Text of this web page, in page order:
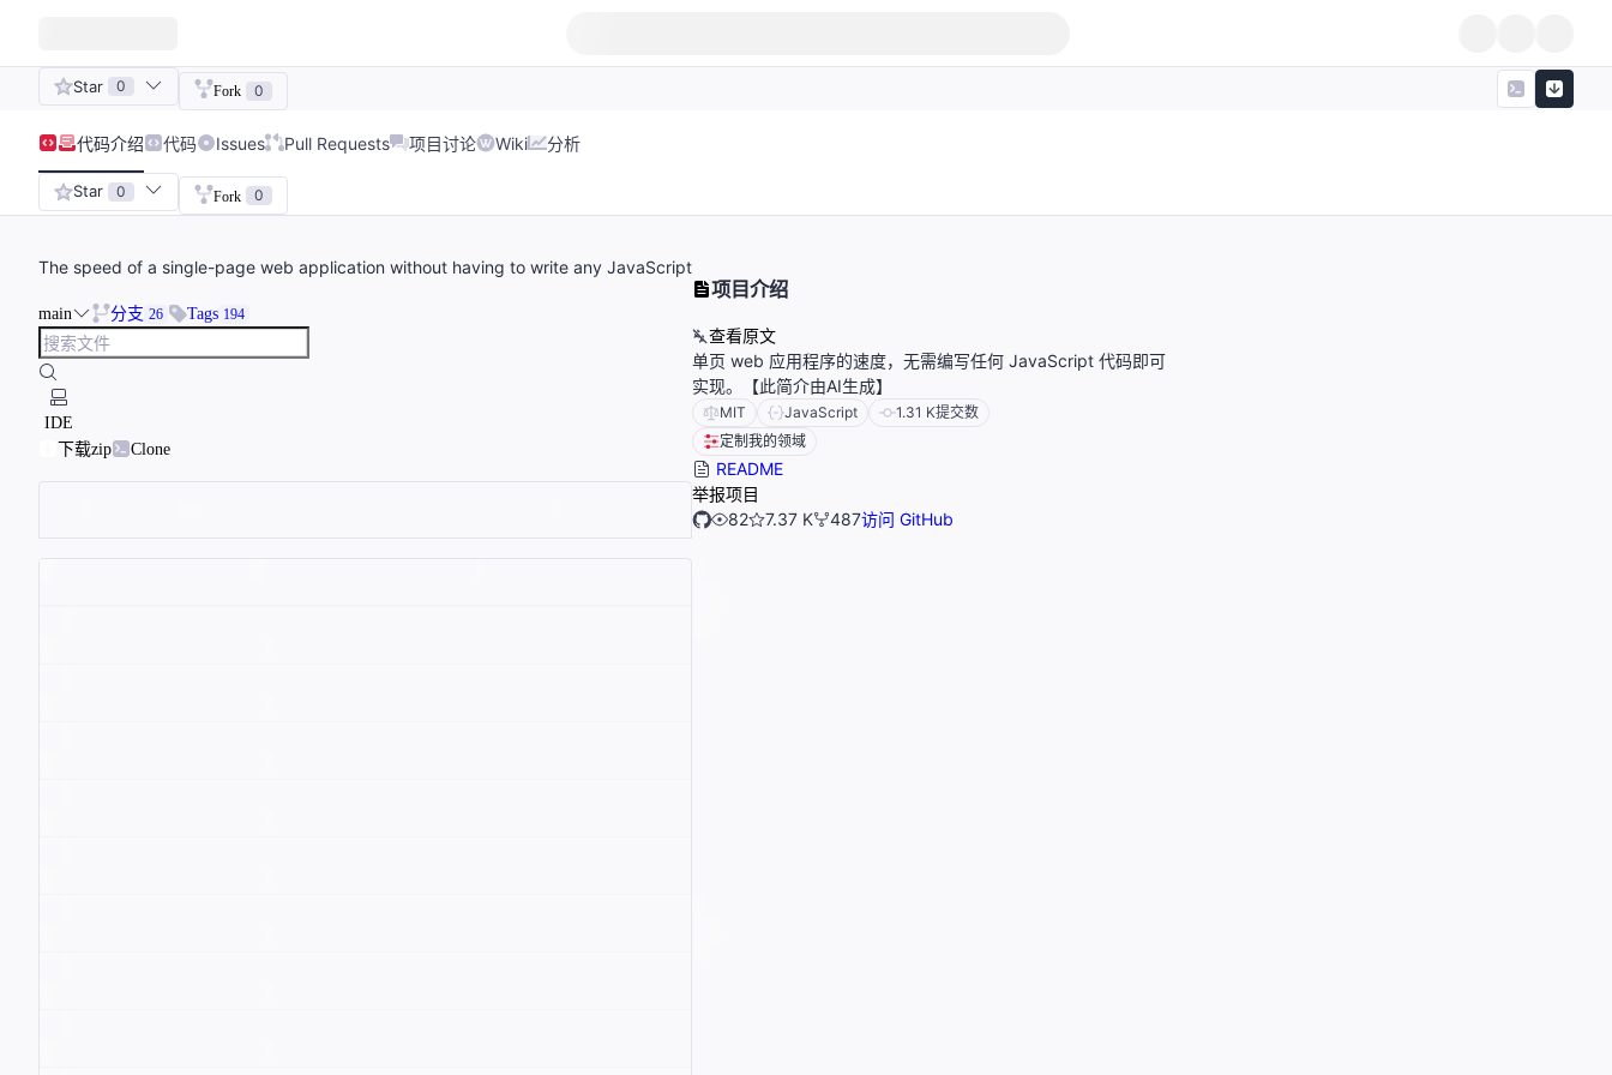
Star 0 Fork 0
代码介绍 代码 Issues Pull Requests 项目讨论 Wiki 分析
Star 0 Fork 0
The speed of a single-page web application without having to write any JavaScript
main 分支 26 Tags 194
IDE
下载zip
Clone
项目介绍
查看原文
单页 web 应用程序的速度，无需编写任何 JavaScript 代码即可
实现。【此简介由AI生成】
MIT JavaScript 1.31 K提交数
定制我的领域
README
举报项目
82
7.37 K 487访问 GitHub